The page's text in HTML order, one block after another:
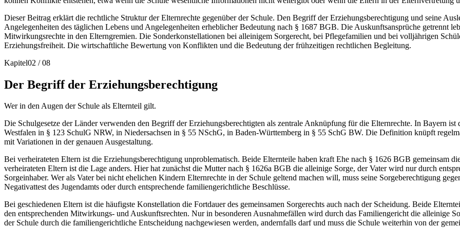
Dieser Beitrag erklärt die rechtliche Struktur der Elternrechte gegenüber der Schule. Den Begriff der Erziehungsberechtigung und seine
Angelegenheiten des täglichen Lebens und Angelegenheiten erheblicher Bedeutung nach § 1687 BGB. Die Auskunftsansprüche getrennt
Mitwirkungsrechte in den Elterngremien. Die Sonderkonstellationen bei alleinigem Sorgerecht, bei Pflegefamilien und bei volljährigen
Erziehungsfreiheit. Die wirtschaftliche Bewertung von Konflikten und die Bedeutung der frühzeitigen rechtlichen Begleitung.
Kapitel02 /08
Der Begriff der Erziehungsberechtigung
Wer in den Augen der Schule als Elternteil gilt.
Die Schulgesetze der Länder verwenden den Begriff der Erziehungsberechtigten als zentrale Anknüpfung für die Elternrechte. In Bayern
Westfalen in § 123 SchulG NRW, in Niedersachsen in § 55 NSchG, in Baden-Württemberg in § 55 SchG BW. Die Definition knüpft
mit Variationen in der genauen Ausgestaltung.
Bei verheirateten Eltern ist die Erziehungsberechtigung unproblematisch. Beide Elternteile haben kraft Ehe nach § 1626 BGB gemeinsam
verheirateten Eltern ist die Lage anders. Hier hat zunächst die Mutter nach § 1626a BGB die alleinige Sorge, der Vater wird nur durch
Sorgeinhaber. Wer als Vater bei nicht ehelichen Kindern Elternrechte in der Schule geltend machen will, muss seine Sorgeberechtigung
Negativattest des Jugendamts oder durch entsprechende familiengerichtliche Beschlüsse.
Bei geschiedenen Eltern ist die häufigste Konstellation die Fortdauer des gemeinsamen Sorgerechts auch nach der Scheidung. Beide
den entsprechenden Mitwirkungs- und Auskunftsrechten. Nur in besonderen Ausnahmefällen wird durch das Familiengericht die alleinige
der Schule durch die familiengerichtliche Entscheidung nachgewiesen werden, andernfalls darf und muss die Schule weiterhin von der